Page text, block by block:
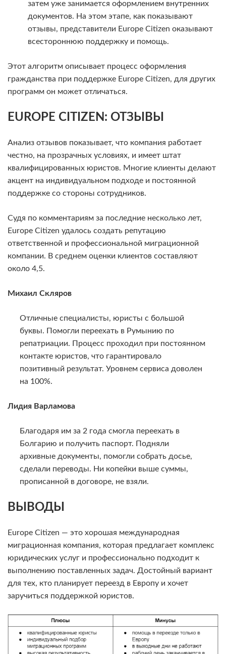
затем уже занимается оформлением внутренних
документов. На этом этапе, как показывают
отзывы, представители Europe Citizen оказывают
всестороннюю поддержку и помощь.
Этот алгоритм описывает процесс оформления
гражданства при поддержке Europe Citizen, для других
программ он может отличаться.
EUROPE CITIZEN: ОТЗЫВЫ
Анализ отзывов показывает, что компания работает
честно, на прозрачных условиях, и имеет штат
квалифицированных юристов. Многие клиенты делают
акцент на индивидуальном подходе и постоянной
поддержке со стороны сотрудников.
Судя по комментариям за последние несколько лет,
Europe Citizen удалось создать репутацию
ответственной и профессиональной миграционной
компании. В среднем оценки клиентов составляют
около 4,5.
Михаил Скляров
Отличные специалисты, юристы с большой
буквы. Помогли переехать в Румынию по
репатриации. Процесс проходил при постоянном
контакте юристов, что гарантировало
позитивный результат. Уровнем сервиса доволен
на 100%.
Лидия Варламова
Благодаря им за 2 года смогла переехать в
Болгарию и получить паспорт. Подняли
архивные документы, помогли собрать досье,
сделали переводы. Ни копейки выше суммы,
прописанной в договоре, не взяли.
ВЫВОДЫ
Europe Citizen — это хорошая международная
миграционная компания, которая предлагает комплекс
юридических услуг и профессионально подходит к
выполнению поставленных задач. Достойный вариант
для тех, кто планирует переезд в Европу и хочет
заручиться поддержкой юристов.